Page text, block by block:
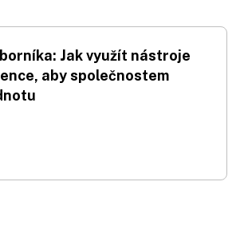
Jak využít nástroje
aby společnostem